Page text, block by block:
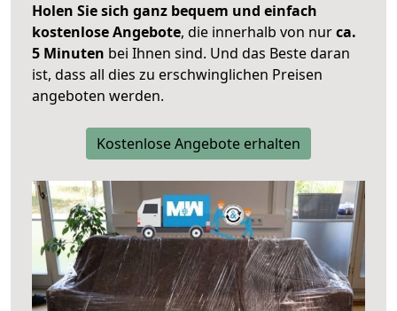
Holen Sie sich ganz bequem und einfach
kostenlose Angebote, die innerhalb von nurca.
5 Minuten bei Ihnen sind. Und das Beste daran
ist, dass all dies zu erschwinglichen Preisen
angeboten werden.
Kostenlose Angebote erhalten